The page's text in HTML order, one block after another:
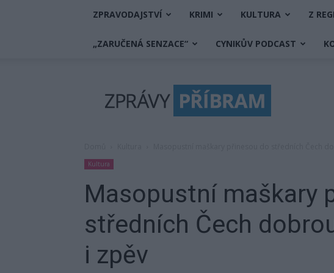
ZPRAVODAJSTVÍ KRIMI KULTURA Z
„ZARUČENÁ SENZACE“ CYNIKŮV PODCAST
Příbram
Kultura
Masopustní maškary
středních Čech
i zpěv